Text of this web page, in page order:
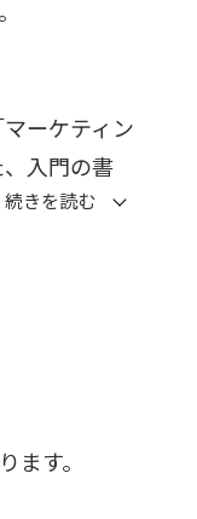
ーケティン
入門の書
グ4.0』。
ジタル化に
リアル社
す。